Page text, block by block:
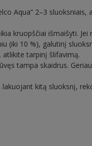
Aqua“ 2–3 sluoksniais,
kruopščiai išmaišyti. Jei
(iki 10 %), galutinį
atlikite tarpinį šlifavimą.
tampa skaidrus.
kitą sluoksnį,